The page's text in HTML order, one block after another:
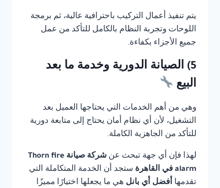
يتم تنفيذ أعمال التركيب باحترافية عالية، ثم برمجة
اللوحات وتجربة النظام بالكامل للتأكد من عمل
جميع الأجزاء بكفاءة.
5) الصيانة الدورية وخدمة ما بعد
البيع
وهي من أهم الخدمات التي يحتاجها العميل بعد
التشغيل، لأن أي نظام أمان يحتاج إلى متابعة دورية
للتأكد من الجاهزية الكاملة.
لهذا فإن أي جهة تبحث عن
شركة صيانة Thorn fire
alarm في القاهرة
ستجد أن الخدمة المتكاملة التي
تقدمها أفضل أي بانل هي ما يجعلها اختيارًا مميزًا